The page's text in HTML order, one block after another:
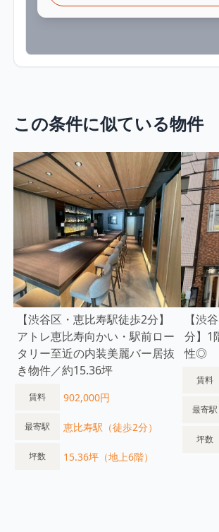
この条件に似ている物件
【渋谷区・恵比寿駅徒歩2分】
アトレ恵比寿向かい・駅前ロー
タリー至近の内装美麗バー居抜
き物件／約15.36坪
賃料 902,000円
最寄駅 恵比寿駅（徒歩2分）
坪数 15.36坪（地上6階）
【渋
分】1
性◎
賃料
最寄駅
坪数